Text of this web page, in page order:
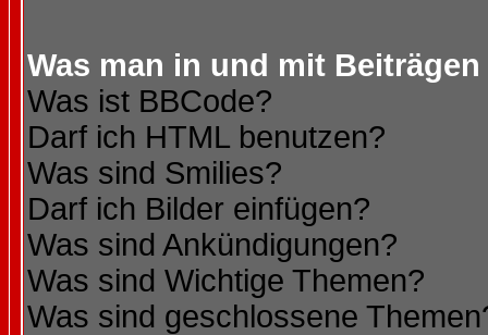
Was man in und mit
Was ist BBCode?
Darf ich HTML benutzen?
Was sind Smilies?
Darf ich Bilder einfügen?
Was sind Ankündigungen?
Was sind Wichtige Themen?
Was sind geschlossene